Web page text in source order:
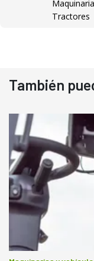
Tractores
También